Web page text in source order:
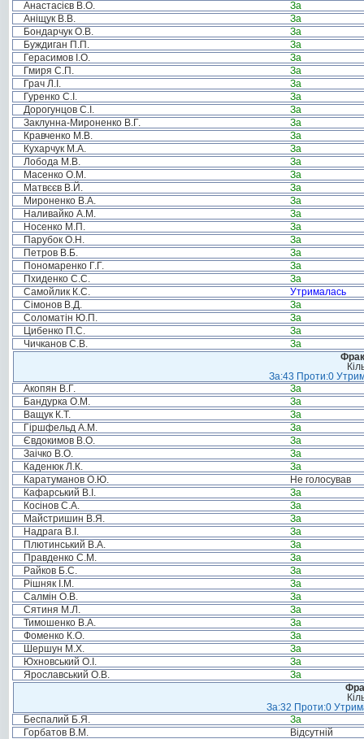
Анастасієв В.О.
За
Аніщук В.В.
За
Бондарчук О.В.
За
Буждиган П.П.
За
Герасимов І.О.
За
Гмиря С.П.
За
Грач Л.І.
За
Гуренко С.І.
За
Дорогунцов С.І.
За
Заклунна-Мироненко В.Г.
За
Кравченко М.В.
За
Кухарчук М.А.
За
Лобода М.В.
За
Масенко О.М.
За
Матвєєв В.Й.
За
Мироненко В.А.
За
Наливайко А.М.
За
Носенко М.П.
За
Парубок О.Н.
За
Петров В.Б.
За
Пономаренко Г.Г.
За
Пхиденко С.С.
За
Самойлик К.С.
Утрималась
Сімонов В.Д.
За
Соломатін Ю.П.
За
Цибенко П.С.
За
Чичканов С.В.
За
За:43 Проти:0
Акопян В.Г.
За
Бандурка О.М.
За
Ващук К.Т.
За
Гіршфельд А.М.
За
Євдокимов В.О.
За
Заічко В.О.
За
Каденюк Л.К.
За
Каратуманов О.Ю.
Не голосував
Кафарський В.І.
За
Косінов С.А.
За
Майстришин В.Я.
За
Надрага В.І.
За
Плютинський В.А.
За
Правденко С.М.
За
Райков Б.С.
За
Рішняк І.М.
За
Салмін О.В.
За
Сятиня М.Л.
За
Тимошенко В.А.
За
Фоменко К.О.
За
Шершун М.Х.
За
Юхновський О.І.
За
Ярославський О.В.
За
За:32 Проти:0
Беспалий Б.Я.
За
Горбатов В.М.
Відсутній